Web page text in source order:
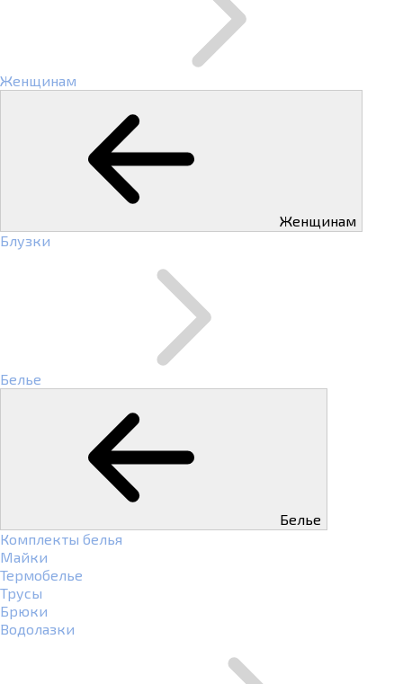
Женщинам
Женщинам
Блузки
Белье
Белье
Комплекты белья
Майки
Термобелье
Трусы
Брюки
Водолазки